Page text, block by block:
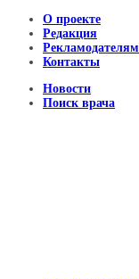
О проекте
Редакция
Рекламодателям
Контакты
Новости
Поиск врача